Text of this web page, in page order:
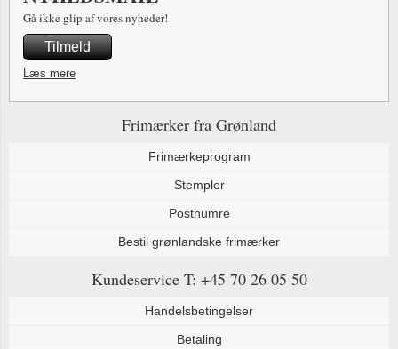
Frimærker fra Grønland
Frimærkeprogram
Stempler
Postnumre
Bestil grønlandske frimærker
Kundeservice T: +45 70 26 05 50
Handelsbetingelser
Betaling
Gå ikke glip af vores nyheder!
Tilmeld
Læs mere